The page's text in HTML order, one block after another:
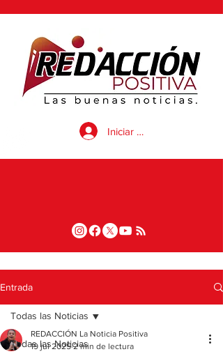
Iniciar sesión
Entrada
Todas las Noticias
Todas las Noticias
REDACCIÓN La Noticia Positiva
19 jul 2025 2 min de lectura